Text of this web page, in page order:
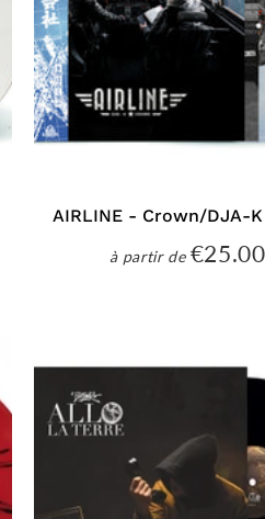
AIRLINE - Crown/DJA-
à partir de Prix
€25.00